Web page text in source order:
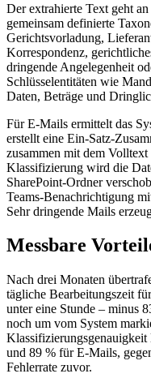
Der extrahierte Text geht
gemeinsam definierte
Gerichtsvorladung,
Korrespondenz,
dringende Angelegenheit
Schlüsselentitäten wie
Daten, Beträge und
Für E-Mails ermittelt das
erstellt eine Ein-Satz-
zusammen mit dem
Klassifizierung wird die
SharePoint-Ordner
Teams-Benachrichtigung
Sehr dringende Mails
Messbare
Nach drei Monaten
tägliche Bearbeitungszeit
unter eine Stunde – minus
noch um vom System
und 89 % für E-Mails,
Fehlerrate zuvor.